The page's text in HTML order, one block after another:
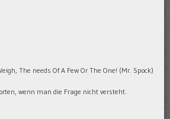
The needs Of A Few Or The One! (Mr. Spock)
wenn man die Frage nicht versteht.